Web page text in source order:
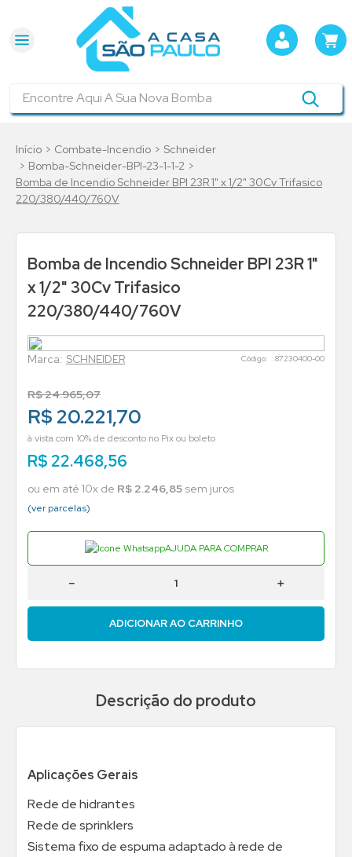
Combate-Incendio
Schneider
Bomba-Schneider-BPI-23-1-1-2
Bomba de Incendio Schneider BPI 23R 1" x 1/2" 30Cv Trifasico
220/380/440/760V
Bomba de Incendio Schneider BPI 23R 1"
x 1/2" 30Cv Trifasico
220/380/440/760V
SCHNEIDER : 87230400-00
R$24.965,07
R$ 20.221,70
à vista com 10% de desconto no Pix ou boleto
R$22.468,56
ou em até 10x de R$ 2.246,85 sem juros
(ver parcelas)
AJUDA PARA COMPRAR
＋
－
ADICIONAR AO CARRINHO
Descrição do produto
Aplicações Gerais
Rede de hidrantes
Rede de sprinklers
Sistema fixo de espuma adaptado à rede de